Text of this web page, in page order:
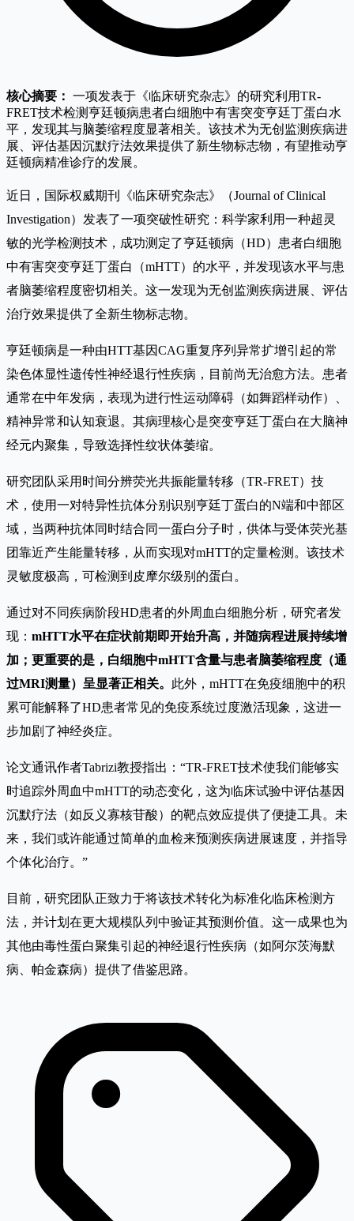
核心摘要： 一项发表于《临床研究杂志》的研究利用TR-
FRET技术检测亨廷顿病患者白细胞中有害突变亨廷丁蛋白水
平，发现其与脑萎缩程度显著相关。该技术为无创监测疾病进
展、评估基因沉默疗法效果提供了新生物标志物，有望推动亨
廷顿病精准诊疗的发展。
近日，国际权威期刊《临床研究杂志》（Journal of Clinical
Investigation）发表了一项突破性研究：科学家利用一种超灵
敏的光学检测技术，成功测定了亨廷顿病（HD）患者白细胞
中有害突变亨廷丁蛋白（mHTT）的水平，并发现该水平与患
者脑萎缩程度密切相关。这一发现为无创监测疾病进展、评估
治疗效果提供了全新生物标志物。
亨廷顿病是一种由HTT基因CAG重复序列异常扩增引起的常
染色体显性遗传性神经退行性疾病，目前尚无治愈方法。患者
通常在中年发病，表现为进行性运动障碍（如舞蹈样动作）、
精神异常和认知衰退。其病理核心是突变亨廷丁蛋白在大脑神
经元内聚集，导致选择性纹状体萎缩。
研究团队采用时间分辨荧光共振能量转移（TR-FRET）技
术，使用一对特异性抗体分别识别亨廷丁蛋白的N端和中部区
域，当两种抗体同时结合同一蛋白分子时，供体与受体荧光基
团靠近产生能量转移，从而实现对mHTT的定量检测。该技术
灵敏度极高，可检测到皮摩尔级别的蛋白。
通过对不同疾病阶段HD患者的外周血白细胞分析，研究者发
现： mHTT水平在症状前期即开始升高，并随病程进展持续增
加；更重要的是，白细胞中mHTT含量与患者脑萎缩程度（通
过MRI测量）呈显著正相关。 此外，mHTT在免疫细胞中的积
累可能解释了HD患者常见的免疫系统过度激活现象，这进一
步加剧了神经炎症。
论文通讯作者Tabrizi教授指出：“TR-FRET技术使我们能够实
时追踪外周血中mHTT的动态变化，这为临床试验中评估基因
沉默疗法（如反义寡核苷酸）的靶点效应提供了便捷工具。未
来，我们或许能通过简单的血检来预测疾病进展速度，并指导
个体化治疗。”
目前，研究团队正致力于将该技术转化为标准化临床检测方
法，并计划在更大规模队列中验证其预测价值。这一成果也为
其他由毒性蛋白聚集引起的神经退行性疾病（如阿尔茨海默
病、帕金森病）提供了借鉴思路。